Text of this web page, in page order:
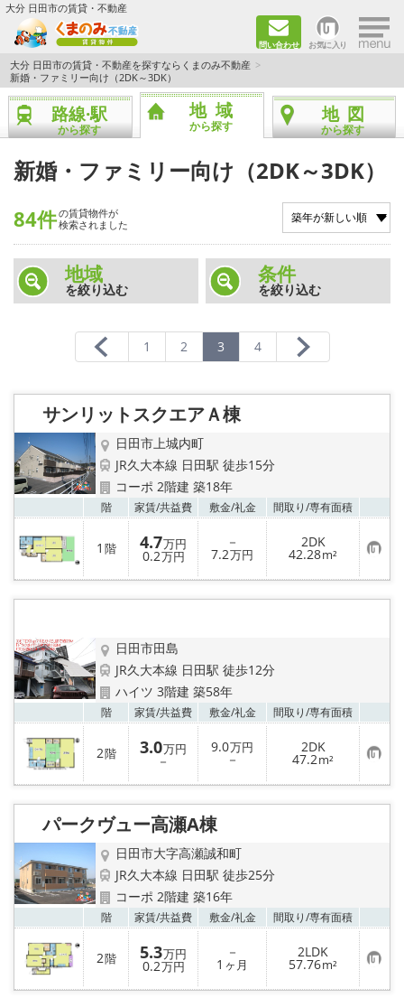
大分 日田市の賃貸・不動産
問い合わせ お気に入り ×
TOPページ
新築物件
新婚·ファミリー向け（2DK～3DK）
ファミリー向け（3DK～）
地域から探す
地図から探す
店舗情報·アクセス
会社概要
メールでお問い合わせ
大分 日田市の賃貸・不動産を探すならくまのみ不動産
新婚・ファミリー向け（2DK～3DK）
路線·駅
から探す
地域
から探す
地図
から探す
新婚・ファミリー向け（2DK～3DK）
84件の賃貸物件が
検索されました
地域
を絞り込む
条件
を絞り込む
1 2 3 4
サンリットスクエアＡ棟
日田市上城内町
JR久大本線 日田駅 徒歩15分
コーポ 2階建 築18年
階 家賃/共益費 敷金/礼金 間取り/専有面積
1 階 4.7万円
0.2万円
－
7.2万円
2DK
42.28m² お
気
に
り
日田市田島
JR久大本線 日田駅 徒歩12分
ハイツ 3階建 築58年
階 家賃/共益費 敷金/礼金 間取り/専有面積
2階 3.0万円
－
9.0万円
－
2DK
47.2m² お
気
に
り
パークヴュー高瀬A棟
日田市大字高瀬誠和町
JR久大本線 日田駅 徒歩25分
コーポ 2階建 築16年
階 家賃/共益費 敷金/礼金 間取り/専有面積
2階 5.3万円
0.2万円
－
1 ヶ月
2LDK
57.76m² お
気
に